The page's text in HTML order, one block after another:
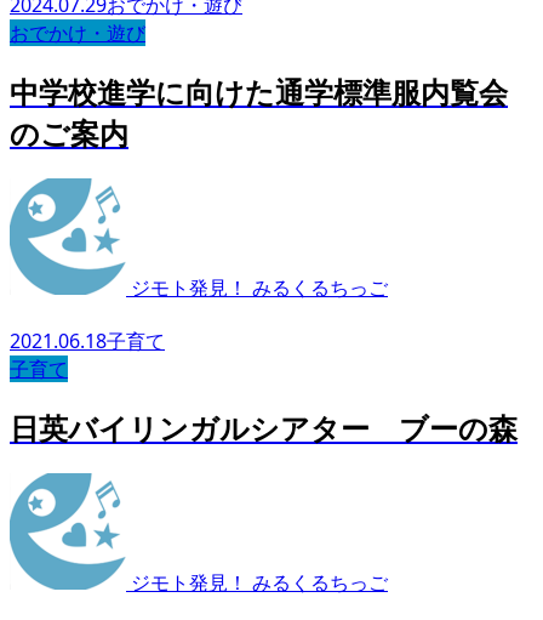
おでかけ・遊び
中学校進学に向けた通学標準服内覧会
のご案内
ジモト発見！ みるくるちっご
2021.06.18子育て
子育て
日英バイリンガルシアター ブーの森
ジモト発見！ みるくるちっご